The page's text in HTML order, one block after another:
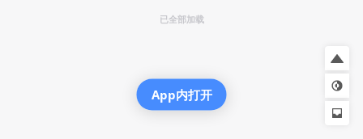
已全部加载
App内打开